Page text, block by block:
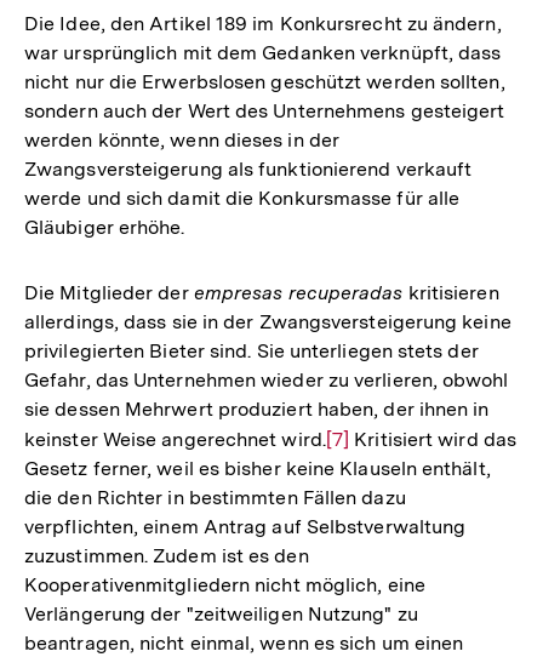
Die Idee, den Artikel 189 im Konkursrecht zu ändern,
war ursprünglich mit dem Gedanken verknüpft, dass
nicht nur die Erwerbslosen geschützt werden sollten,
sondern auch der Wert des Unternehmens gesteigert
werden könnte, wenn dieses in der
Zwangsversteigerung als funktionierend verkauft
werde und sich damit die Konkursmasse für alle
Gläubiger erhöhe.
Die Mitglieder der empresas recuperadas kritisieren
allerdings, dass sie in der Zwangsversteigerung keine
privilegierten Bieter sind. Sie unterliegen stets der
Gefahr, das Unternehmen wieder zu verlieren, obwohl
sie dessen Mehrwert produziert haben, der ihnen in
keinster Weise angerechnet wird.Zur
Auflösung
der
Fußnote
[7] Kritisiert wird das
Gesetz ferner, weil es bisher keine Klauseln enthält,
die den Richter in bestimmten Fällen dazu
verpflichten, einem Antrag auf Selbstverwaltung
zuzustimmen. Zudem ist es den
Kooperativenmitgliedern nicht möglich, eine
Verlängerung der "zeitweiligen Nutzung" zu
beantragen, nicht einmal, wenn es sich um einen